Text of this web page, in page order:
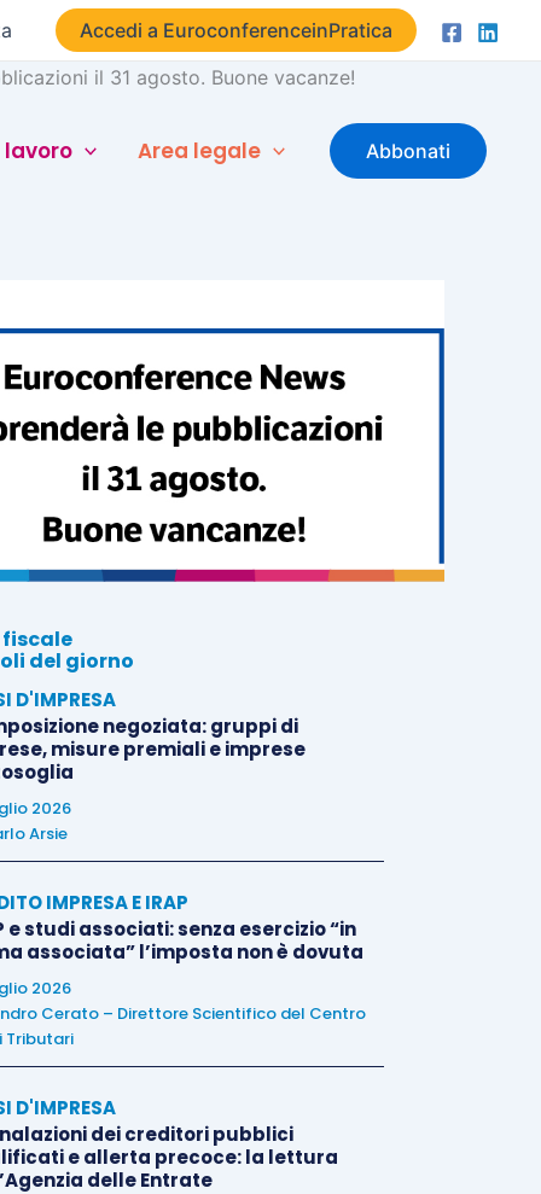
Accedi a EuroconferenceinPratica
il 31 agosto. Buone vacanze!
lavoro Area legale Abbonati
del giorno
D'IMPRESA
negoziata: gruppi di
misure premiali e imprese
2026
Arsie
IMPRESA E IRAP
e studi associati: senza esercizio “in
associata” l’imposta non è dovuta
2026
Cerato – Direttore Scientifico del Centro
Tributari
D'IMPRESA
dei creditori pubblici
e allerta precoce: la lettura
delle Entrate